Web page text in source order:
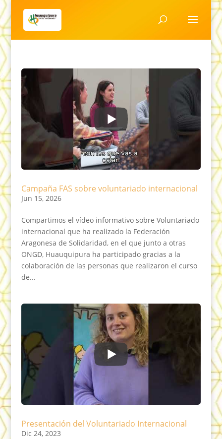
Campaña FAS sobre voluntariado internacional
Jun 15, 2026
Compartimos el vídeo informativo sobre Voluntariado
internacional que ha realizado la Federación
Aragonesa de Solidaridad, en el que junto a otras
ONGD, Huauquipura ha participado gracias a la
colaboración de las personas que realizaron el curso
de...
Presentación del Voluntariado Internacional
Dic 24, 2023